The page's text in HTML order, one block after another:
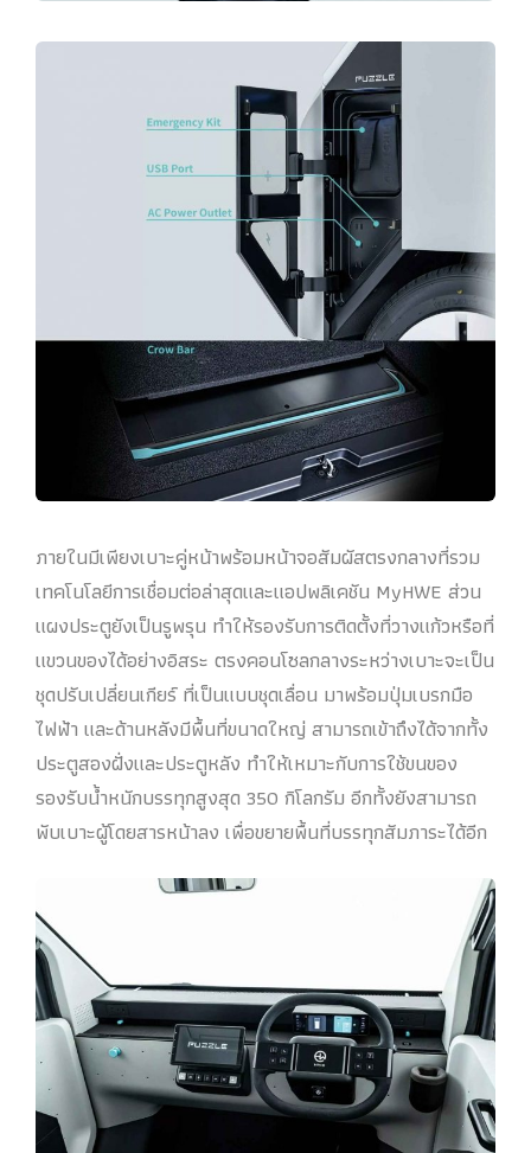
ภายในมีเพียงเบาะคู่หน้าพร้อมหน้าจอสัมผัสตรงกลางที่รวม
เทคโนโลยีการเชื่อมต่อล่าสุดและแอปพลิเคชัน MyHWE ส่วน
แผงประตูยังเป็นรูพรุน ทำให้รองรับการติดตั้งที่วางแก้วหรือที่
แขวนของได้อย่างอิสระ ตรงคอนโซลกลางระหว่างเบาะจะเป็น
ชุดปรับเปลี่ยนเกียร์ ที่เป็นแบบชุดเลื่อน มาพร้อมปุ่มเบรกมือ
ไฟฟ้า และด้านหลังมีพื้นที่ขนาดใหญ่ สามารถเข้าถึงได้จากทั้ง
ประตูสองฝั่งและประตูหลัง ทำให้เหมาะกับการใช้ขนของ
รองรับน้ำหนักบรรทุกสูงสุด 350 กิโลกรัม อีกทั้งยังสามารถ
พับเบาะผู้โดยสารหน้าลง เพื่อขยายพื้นที่บรรทุกสัมภาระได้อีก